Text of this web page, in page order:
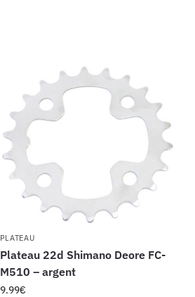
PLATEAU
Plateau 22d Shimano Deore FC-
M510 – argent
9.99€